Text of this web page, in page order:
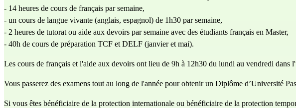
- 14 heures de cours de français par semaine,
- un cours de langue vivante (anglais, espagnol) de 1h30 par semaine,
- 2 heures de tutorat ou aide aux devoirs par semaine avec des étudiants français en Master,
- 40h de cours de préparation TCF et DELF (janvier et mai).
Les cours de français et l'aide aux devoirs ont lieu de 9h à 12h30 du lundi au vendredi dans
Vous passerez des examens tout au long de l'année pour obtenir un Diplôme d’Université
Si vous êtes bénéficiaire de la protection internationale ou bénéficiaire de la protection